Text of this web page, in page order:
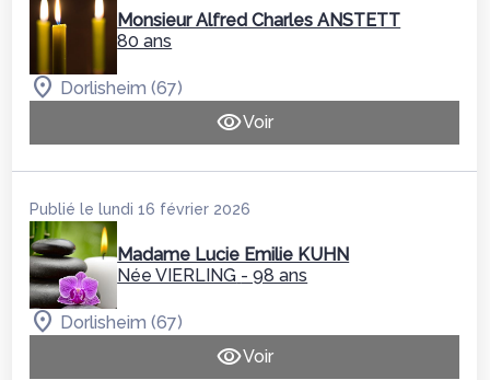
Monsieur Alfred Charles ANSTETT
80 ans
Dorlisheim (67)
Voir
Publié le lundi 16 février 2026
Madame Lucie Emilie KUHN
Née VIERLING - 98 ans
Dorlisheim (67)
Voir